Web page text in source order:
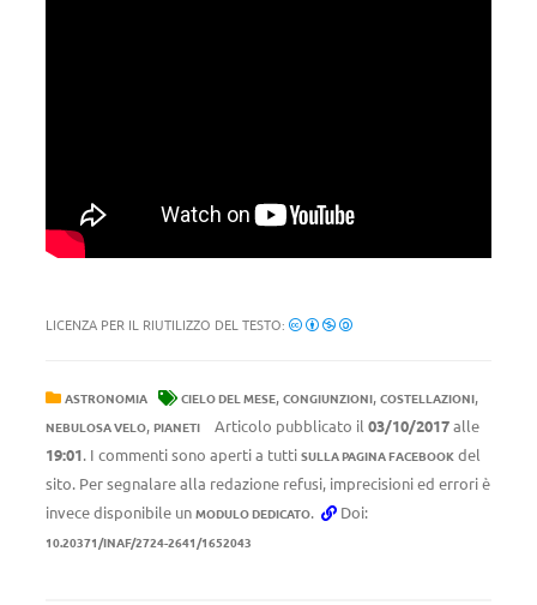
LICENZA PER IL RIUTILIZZO DEL TESTO:
ASTRONOMIA CIELO DEL MESE, CONGIUNZIONI, COSTELLAZIONI,
NEBULOSA VELO, PIANETI Articolo pubblicato il 03/10/2017alle
19:01. I commenti sono aperti a tutti SULLA PAGINA FACEBOOK del
sito. Per segnalare alla redazione refusi, imprecisioni ed errori è
invece disponibile un MODULO DEDICATO. Doi:
10.20371/INAF/2724-2641/1652043